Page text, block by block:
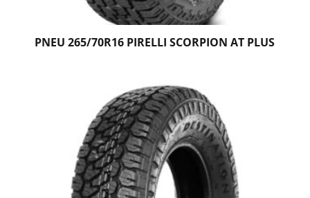
PNEU 265/70R16 PIRELLI SCORPION AT PLUS